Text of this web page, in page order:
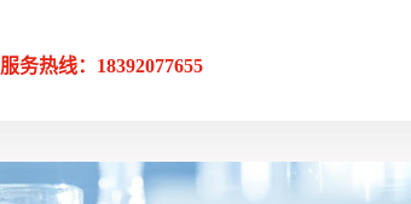
服务热线：18392077655